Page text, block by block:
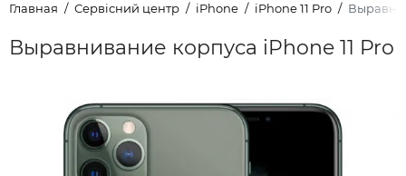
Главная Сервісний центр iPhone iPhone 11 Pro
Выравнивание корпуса iPhone 11 Pro